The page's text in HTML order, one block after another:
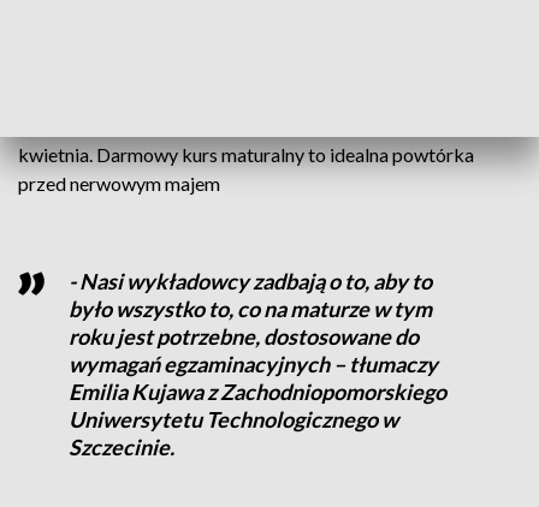
kwietnia. Darmowy kurs maturalny to idealna powtórka
przed nerwowym majem
- Nasi wykładowcy zadbają o to, aby to
było wszystko to, co na maturze w tym
roku jest potrzebne, dostosowane do
wymagań egzaminacyjnych – tłumaczy
Emilia Kujawa z Zachodniopomorskiego
Uniwersytetu Technologicznego w
Szczecinie.